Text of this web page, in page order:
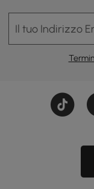
Il tuo Indirizzo